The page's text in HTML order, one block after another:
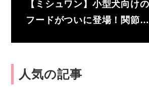
【ミシュワン】小型犬向け
フードがついに登場！関節…
人気の記事